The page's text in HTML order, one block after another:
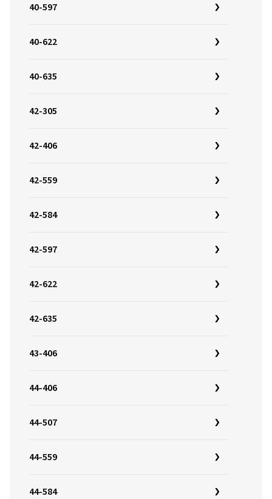
40-597
40-622
40-635
42-305
42-406
42-559
42-584
42-597
42-622
42-635
43-406
44-406
44-507
44-559
44-584